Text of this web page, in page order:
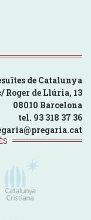
de Catalunya
Roger de Llúria, 13
08010 Barcelona
tel. 93 318 37 36